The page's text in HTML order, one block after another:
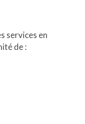
services en
de :